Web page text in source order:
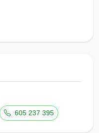
605 237 395